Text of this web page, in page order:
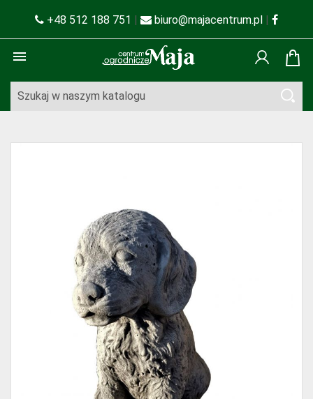
+48 512 188 751 | biuro@majacentrum.pl |
